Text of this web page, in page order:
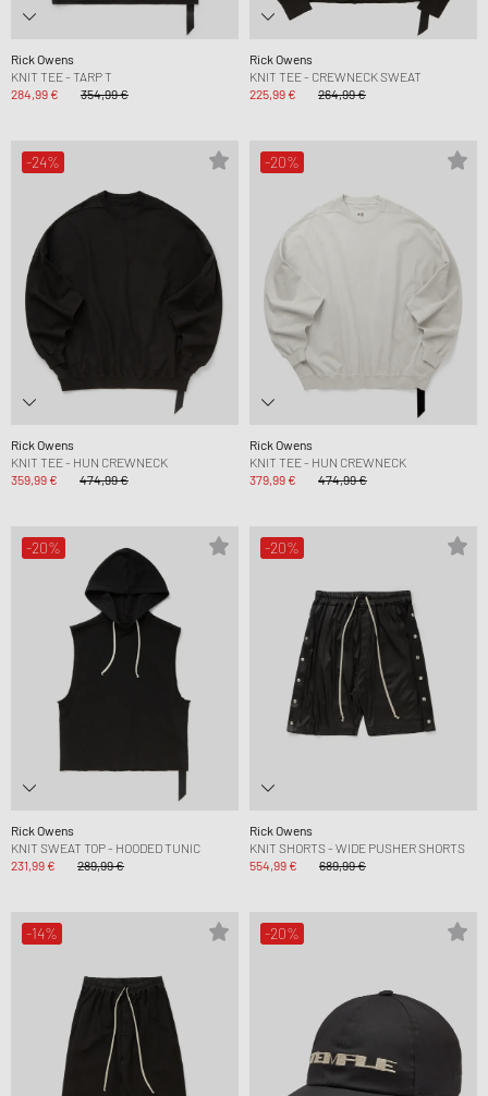
Rick Owens
KNIT TEE - TARP T
284,99 €
354,99 €
Rick Owens
KNIT TEE - CREWNECK SWEAT
225,99 €
264,99 €
-24%
Rick Owens
KNIT TEE - HUN CREWNECK
359,99 €
474,99 €
-20%
Rick Owens
KNIT TEE - HUN CREWNECK
379,99 €
474,99 €
-20%
Rick Owens
KNIT SWEAT TOP - HOODED TUNIC
231,99 €
289,99 €
-20%
Rick Owens
KNIT SHORTS - WIDE PUSHER SHORTS
554,99 €
689,99 €
-14% -20%